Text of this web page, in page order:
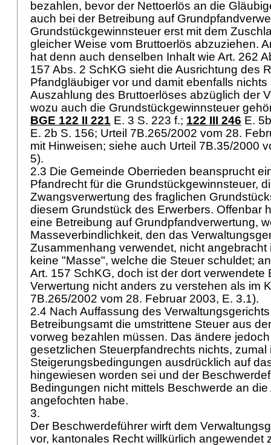
bezahlen, bevor der Nettoerlös an die
auch bei der Betreibung auf
Grundstückgewinnsteuer erst mit dem
gleicher Weise vom Bruttoerlös abzuziehen.
hat denn auch denselben Inhalt wie Art. 262
157 Abs. 2 SchKG sieht die Ausrichtung des
Pfandgläubiger vor und damit ebenfalls
Auszahlung des Bruttoerlöses abzüglich der
wozu auch die Grundstückgewinnsteuer
BGE 122 II 221 E. 3 S. 223 f.; 122 III 246 E.
E. 2b S. 156; Urteil 7B.265/2002 vom 28.
mit Hinweisen; siehe auch Urteil 7B.35/2000
5).
2.3 Die Gemeinde Oberrieden beansprucht
Pfandrecht für die Grundstückgewinnsteuer,
Zwangsverwertung des fraglichen
diesem Grundstück des Erwerbers. Offenbar
eine Betreibung auf Grundpfandverwertung,
Masseverbindlichkeit, den das
Zusammenhang verwendet, nicht angebracht
keine "Masse", welche die Steuer schuldet;
Art. 157 SchKG, doch ist der dort verwendete
Verwertung nicht anders zu verstehen als im
7B.265/2002 vom 28. Februar 2003, E. 3.1).
2.4 Nach Auffassung des
Betreibungsamt die umstrittene Steuer aus
vorweg bezahlen müssen. Das ändere
gesetzlichen Steuerpfandrechts nichts, zumal
Steigerungsbedingungen ausdrücklich auf
hingewiesen worden sei und der
Bedingungen nicht mittels Beschwerde an
angefochten habe.
3.
Der Beschwerdeführer wirft dem
vor, kantonales Recht willkürlich angewendet